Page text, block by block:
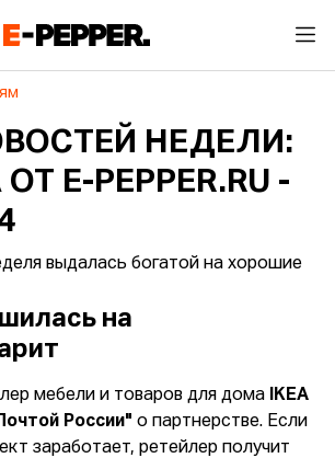
НЕДЕЛИ:
E-PEPPER.RU -
выдалась богатой на хорошие
на
мебели и товаров для дома
IKEA
России" о партнерстве. Если
заработает, ретейлер получит